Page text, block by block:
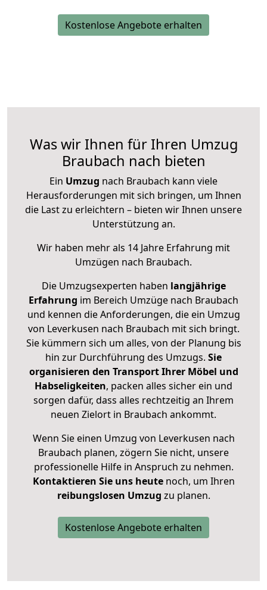
Kostenlose Angebote erhalten
Was wir Ihnen für Ihren Umzug
Braubach nach bieten
Ein Umzug nach Braubach kann viele
Herausforderungen mit sich bringen, um Ihnen
die Last zu erleichtern – bieten wir Ihnen unsere
Unterstützung an.
Wir haben mehr als 14 Jahre Erfahrung mit
Umzügen nach Braubach.
Die Umzugsexperten haben langjährige
Erfahrung im Bereich Umzüge nach Braubach
und kennen die Anforderungen, die ein Umzug
von Leverkusen nach Braubach mit sich bringt.
Sie kümmern sich um alles, von der Planung bis
hin zur Durchführung des Umzugs. Sie
organisieren den Transport Ihrer Möbel und
Habseligkeiten, packen alles sicher ein und
sorgen dafür, dass alles rechtzeitig an Ihrem
neuen Zielort in Braubach ankommt.
Wenn Sie einen Umzug von Leverkusen nach
Braubach planen, zögern Sie nicht, unsere
professionelle Hilfe in Anspruch zu nehmen.
Kontaktieren Sie uns heutenoch, um Ihren
reibungslosen Umzug zu planen.
Kostenlose Angebote erhalten